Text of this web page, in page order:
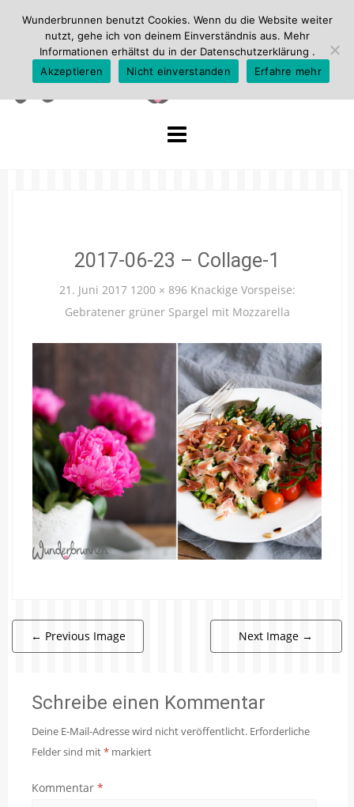
2017-06-23 – Collage-1
21. Juni 2017 1200 × 896 Knackige Vorspeise:
Gebratener grüner Spargel mit Mozzarella
← Previous Image Next Image →
Schreibe einen Kommentar
Deine E-Mail-Adresse wird nicht veröffentlicht. Erforderliche
Felder sind mit* markiert
Kommentar *
Wunderbrunnen benutzt Cookies. Wenn du die Website weiter
nutzt, gehe ich von deinem Einverständnis aus. Mehr
Informationen erhältst du in der Datenschutzerklärung .
Akzeptieren
Nicht einverstanden Erfahre mehr